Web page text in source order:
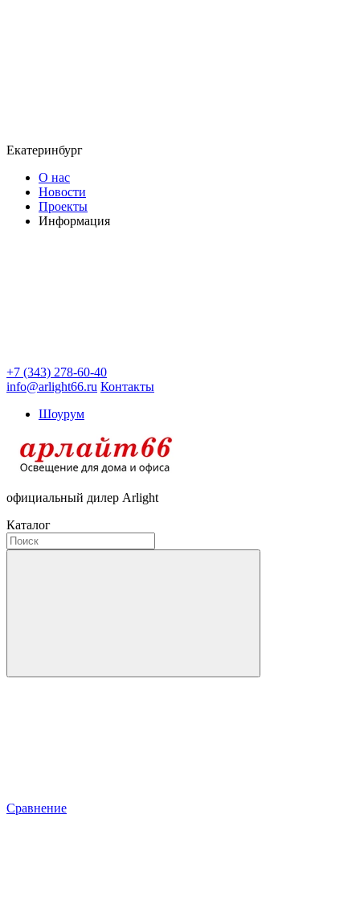
Екатеринбург
О нас
Новости
Проекты
Информация
+7 (343) 278-60-40
info@arlight66.ru Контакты
Шоурум
официальный дилер Arlight
Каталог
Сравнение